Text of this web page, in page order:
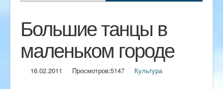
Большие танцы в
маленьком городе
16.02.2011 Просмотров:5147 Культура